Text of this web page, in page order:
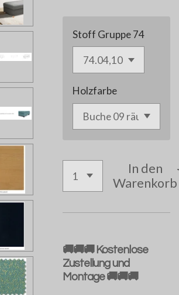
Stoff Gruppe 74
Holzfarbe
In den
Warenkorb
🚚🚚🚚 Kostenlose
Zustellung und
Montage 🚚🚚🚚